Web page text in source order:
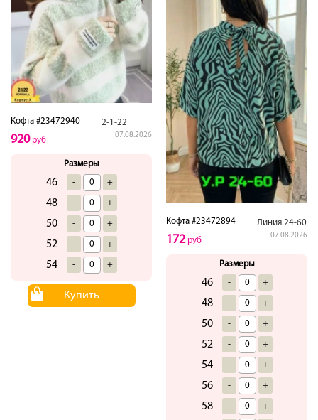
Кофта #23472940 2-1-22
07.08.2026
920руб
Размеры
46 - +
48 - +
50 - +
52 - +
54 - +
Купить
Кофта #23472894 Линия.24-60
07.08.2026
172руб
Размеры
46 - +
48 - +
50 - +
52 - +
54 - +
56 - +
58 - +